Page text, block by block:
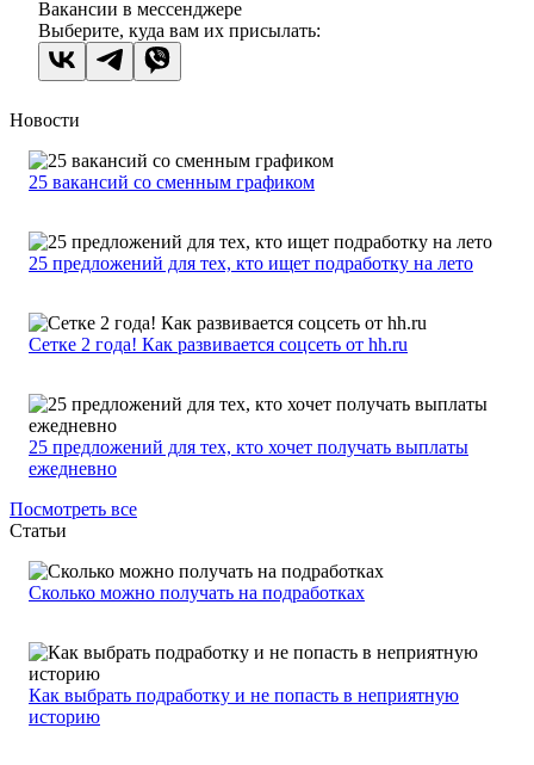
Вакансии в мессенджере
Выберите, куда вам их присылать:
Новости
25 вакансий со сменным графиком
25 предложений для тех, кто ищет подработку на лето
Сетке 2 года! Как развивается соцсеть от hh.ru
25 предложений для тех, кто хочет получать выплаты
ежедневно
Посмотреть все
Статьи
Сколько можно получать на подработках
Как выбрать подработку и не попасть в неприятную
историю